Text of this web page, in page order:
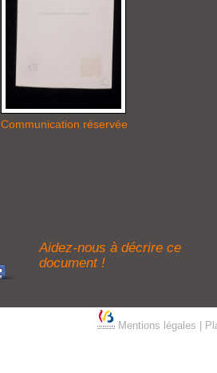
Communication réservée
Aidez-nous à décrire ce
document !
Mentions légales